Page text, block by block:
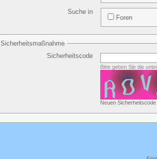
Suche in
Foren
Sicherheitsmaßnahme
Sicherheitscode
Bitte geben Sie die
Neuen Sicherheitscode